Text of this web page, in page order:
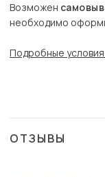
Возможен
необходимо
Подробные условия
ОТЗЫВЫ